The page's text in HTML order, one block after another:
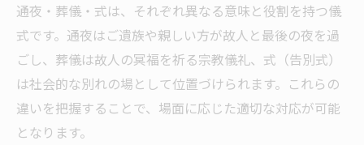
通夜・葬儀・式は、それぞれ異なる意味と役割を持つ儀
式です。通夜はご遺族や親しい方が故人と最後の夜を過
ごし、葬儀は故人の冥福を祈る宗教儀礼、式（告別式）
は社会的な別れの場として位置づけられます。これらの
違いを把握することで、場面に応じた適切な対応が可能
となります。